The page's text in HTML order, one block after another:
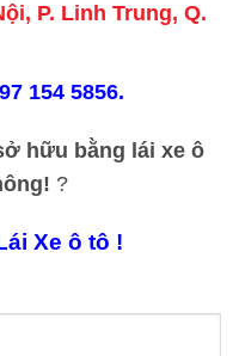
P. Linh Trung, Q.
154 5856.
hữu bằng lái xe ô
?
Xe ô tô !